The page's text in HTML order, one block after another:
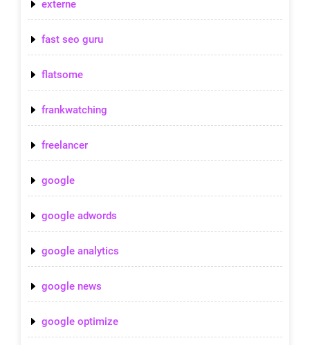
externe
fast seo guru
flatsome
frankwatching
freelancer
google
google adwords
google analytics
google news
google optimize